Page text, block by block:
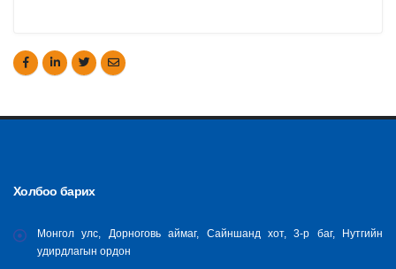
Холбоо барих
Монгол улс, Дорноговь аймаг, Сайншанд хот, 3-р баг, Нутгийн
удирдлагын ордон